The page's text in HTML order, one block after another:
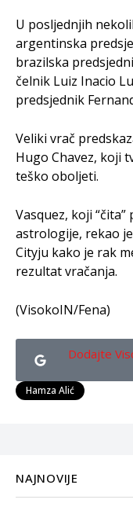
U posljednjih
argentinska
brazilska
čelnik Luiz Inacio
predsjednik
Veliki vrač
Hugo Chavez, koji
teško oboljeti.
Vasquez, koji
astrologije, rekao
Cityju kako je rak
rezultat vračanja.
(VisokoIN/Fena)
Dodajte
Hamza Alić
NAJNOVIJE